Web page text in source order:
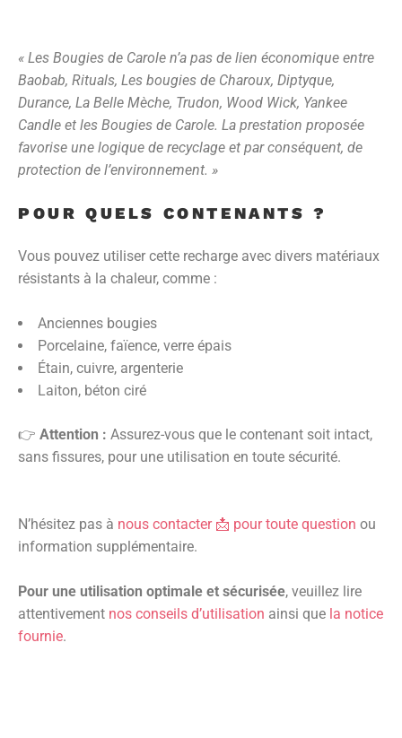
« Les Bougies de Carole n’a pas de lien économique entre
Baobab, Rituals, Les bougies de Charoux, Diptyque,
Durance, La Belle Mèche, Trudon, Wood Wick, Yankee
Candle et les Bougies de Carole. La prestation proposée
favorise une logique de recyclage et par conséquent, de
protection de l’environnement. »
POUR QUELS CONTENANTS ?
Vous pouvez utiliser cette recharge avec divers matériaux
résistants à la chaleur, comme :
Anciennes bougies
Porcelaine, faïence, verre épais
Étain, cuivre, argenterie
Laiton, béton ciré
👉 Attention : Assurez-vous que le contenant soit intact,
sans fissures, pour une utilisation en toute sécurité.
N’hésitez pas à nous contacter 📩 pour toute question ou
information supplémentaire.
Pour une utilisation optimale et sécurisée, veuillez lire
attentivement nos conseils d’utilisation ainsi que la notice
fournie.